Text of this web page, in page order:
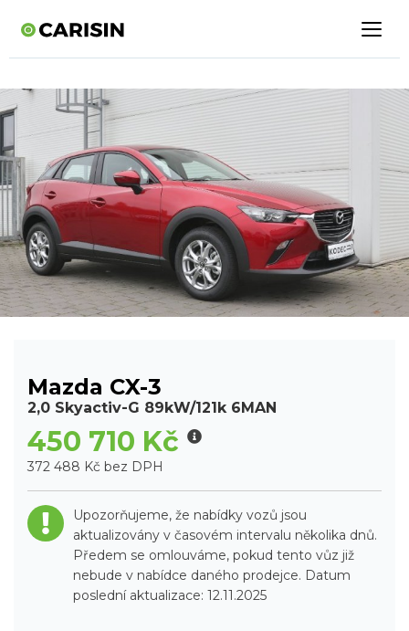
Mazda CX-3
2,0 Skyactiv-G 89kW/121k 6MAN
450 710 Kč
372 488 Kč bez DPH
Upozorňujeme, že nabídky vozů jsou
aktualizovány v časovém intervalu několika dnů.
Předem se omlouváme, pokud tento vůz již
nebude v nabídce daného prodejce. Datum
poslední aktualizace: 12.11.2025